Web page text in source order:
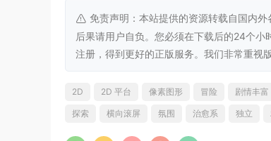
免责声明：本站提供的资源转载自国内
后果请用户自负。您必须在下载后的24个
注册，得到更好的正版服务。我们非常重视
2D 2D 平台 像素图形 冒险 剧情丰富
探索 横向滚屏 氛围 治愈系 独立